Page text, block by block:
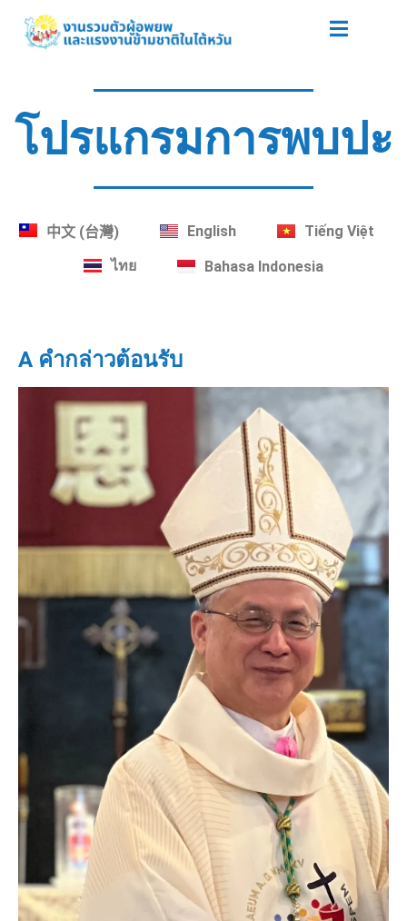
โปรแกรมการพบปะ
中文 (台灣) English
Tiếng Việt
ไทย
Bahasa Indonesia
A คำกล่าวต้อนรับ